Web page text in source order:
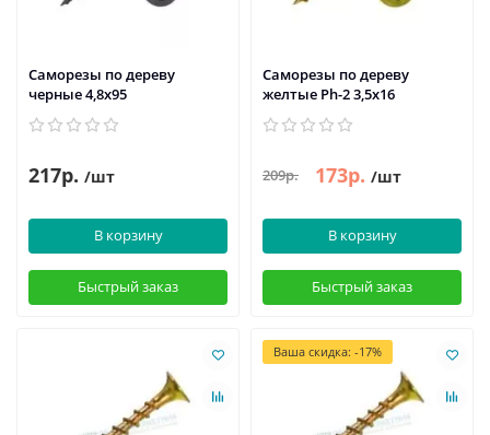
Саморезы по дереву
черные 4,8х95
217р. /шт
В корзину
Быстрый заказ
Саморезы по дереву
желтые Ph-2 3,5x16
209р. 173р. /шт
В корзину
Быстрый заказ
Ваша скидка: -17%